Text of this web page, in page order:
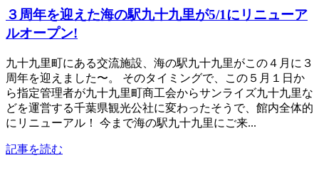
３周年を迎えた海の駅九十九里が5/1にリニューア
ルオープン!
九十九里町にある交流施設、海の駅九十九里がこの４月に３
周年を迎えました〜。 そのタイミングで、この５月１日か
ら指定管理者が九十九里町商工会からサンライズ九十九里な
どを運営する千葉県観光公社に変わったそうで、館内全体的
にリニューアル！ 今まで海の駅九十九里にご来...
記事を読む